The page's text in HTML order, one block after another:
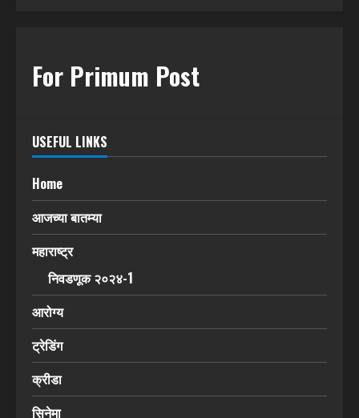
For Primum Post
USEFUL LINKS
Home
आजच्या बातम्या
महाराष्ट्र
निवडणूक २०२४-1
आरोग्य
ट्रेडिंग
क्रीडा
सिनेमा